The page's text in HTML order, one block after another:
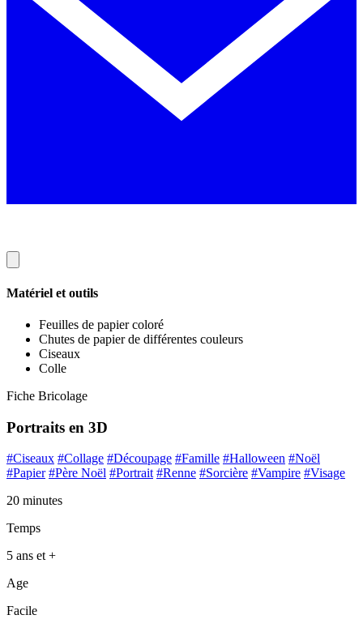
Matériel et outils
Feuilles de papier coloré
Chutes de papier de différentes couleurs
Ciseaux
Colle
Fiche Bricolage
Portraits en 3D
#Ciseaux #Collage #Découpage #Famille #Halloween #Noël
#Papier #Père Noël #Portrait #Renne #Sorcière #Vampire #Visage
20 minutes
Temps
5 ans et +
Age
Facile